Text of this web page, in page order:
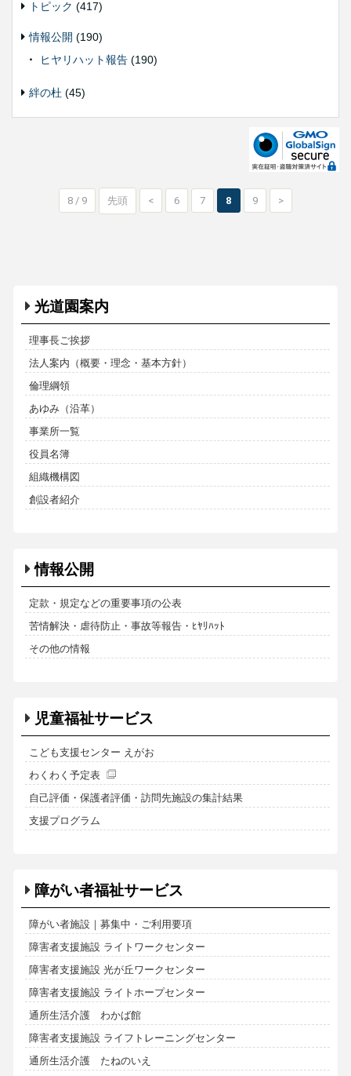
トピック (417)
情報公開 (190)
ヒヤリハット報告 (190)
絆の杜 (45)
8 / 9 先頭 < 6 7 8 9 >
光道園案内
理事長ご挨拶
法人案内（概要・理念・基本方針）
倫理綱領
あゆみ（沿革）
事業所一覧
役員名簿
組織機構図
創設者紹介
情報公開
定款・規定などの重要事項の公表
苦情解決・虐待防止・事故等報告・ﾋﾔﾘﾊｯﾄ
その他の情報
児童福祉サービス
こども支援センター えがお
わくわく予定表
自己評価・保護者評価・訪問先施設の集計結果
支援プログラム
障がい者福祉サービス
障がい者施設｜募集中・ご利用要項
障害者支援施設 ライトワークセンター
障害者支援施設 光が丘ワークセンター
障害者支援施設 ライトホープセンター
通所生活介護 わかば館
障害者支援施設 ライフトレーニングセンター
通所生活介護 たねのいえ